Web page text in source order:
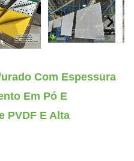
Com Espessura
Em Pó E
PVDF E Alta